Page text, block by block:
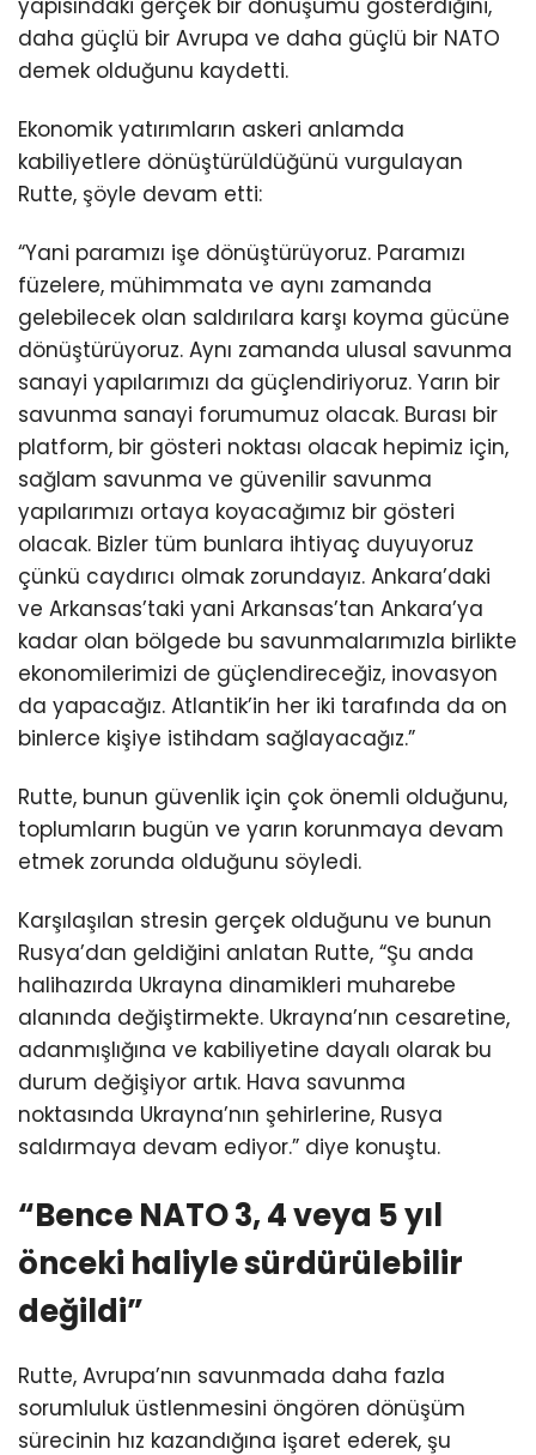
yapısındaki gerçek bir dönüşümü gösterdiğini,
daha güçlü bir Avrupa ve daha güçlü bir NATO
demek olduğunu kaydetti.
Ekonomik yatırımların askeri anlamda
kabiliyetlere dönüştürüldüğünü vurgulayan
Rutte, şöyle devam etti:
“Yani paramızı işe dönüştürüyoruz. Paramızı
füzelere, mühimmata ve aynı zamanda
gelebilecek olan saldırılara karşı koyma gücüne
dönüştürüyoruz. Aynı zamanda ulusal savunma
sanayi yapılarımızı da güçlendiriyoruz. Yarın bir
savunma sanayi forumumuz olacak. Burası bir
platform, bir gösteri noktası olacak hepimiz için,
sağlam savunma ve güvenilir savunma
yapılarımızı ortaya koyacağımız bir gösteri
olacak. Bizler tüm bunlara ihtiyaç duyuyoruz
çünkü caydırıcı olmak zorundayız. Ankara’daki
ve Arkansas’taki yani Arkansas’tan Ankara’ya
kadar olan bölgede bu savunmalarımızla birlikte
ekonomilerimizi de güçlendireceğiz, inovasyon
da yapacağız. Atlantik’in her iki tarafında da on
binlerce kişiye istihdam sağlayacağız.”
Rutte, bunun güvenlik için çok önemli olduğunu,
toplumların bugün ve yarın korunmaya devam
etmek zorunda olduğunu söyledi.
Karşılaşılan stresin gerçek olduğunu ve bunun
Rusya’dan geldiğini anlatan Rutte, “Şu anda
halihazırda Ukrayna dinamikleri muharebe
alanında değiştirmekte. Ukrayna’nın cesaretine,
adanmışlığına ve kabiliyetine dayalı olarak bu
durum değişiyor artık. Hava savunma
noktasında Ukrayna’nın şehirlerine, Rusya
saldırmaya devam ediyor.” diye konuştu.
“Bence NATO 3, 4 veya 5 yıl
önceki haliyle sürdürülebilir
değildi”
Rutte, Avrupa’nın savunmada daha fazla
sorumluluk üstlenmesini öngören dönüşüm
sürecinin hız kazandığına işaret ederek, şu